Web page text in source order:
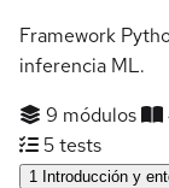
Framework
inferencia ML.
9 módulos
5 tests
1 Introducción y